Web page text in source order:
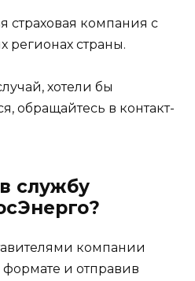
страховая компания с
регионах страны.
хотели бы
обращайтесь в контакт-
службу
компании
и отправив